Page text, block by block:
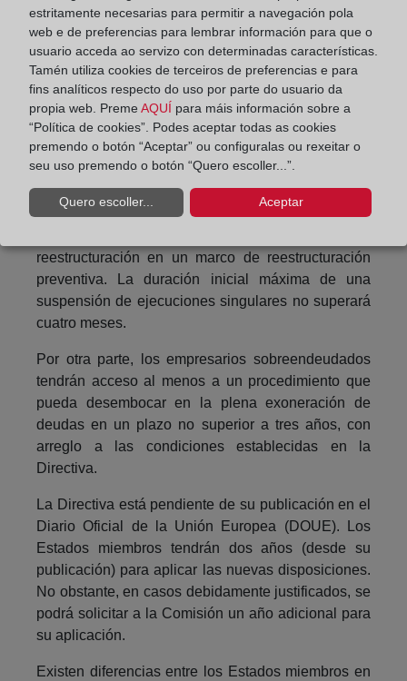
reestructuración que ayude a elaborar el plan.
También, se ha dotado al sistema de planes de
reestructuración: las nuevas normas prevén una
serie de elementos que deben formar parte del
plan, entre ellos, una descripción de la situación
económica, mención de las partes afectadas y sus
categorías o las condiciones de los planes.
Además, los deudores podrán disfrutar de una
suspensión de las ejecuciones singulares para
reestructuración en un marco de reestructuración
preventiva. La duración inicial máxima de una
suspensión de ejecuciones singulares no superará
cuatro meses.
Por otra parte, los empresarios sobreendeudados
tendrán acceso al menos a un procedimiento que
pueda desembocar en la plena exoneración de
deudas en un plazo no superior a tres años, con
arreglo a las condiciones establecidas en la
Directiva.
La Directiva está pendiente de su publicación en el
Diario Oficial de la Unión Europea (DOUE). Los
Estados miembros tendrán dos años (desde su
publicación) para aplicar las nuevas disposiciones.
No obstante, en casos debidamente justificados, se
podrá solicitar a la Comisión un año adicional para
su aplicación.
Existen diferencias entre los Estados miembros en
estritamente necesarias para permitir a navegación pola
web e de preferencias para lembrar información para que o
usuario acceda ao servizo con determinadas características.
Tamén utiliza cookies de terceiros de preferencias e para
fins analíticos respecto do uso por parte do usuario da
propia web. Preme AQUÍ para máis información sobre a
“Política de cookies”. Podes aceptar todas as cookies
premendo o botón “Aceptar” ou configuralas ou rexeitar o
seu uso premendo o botón “Quero escoller...”.
Quero escoller... Aceptar